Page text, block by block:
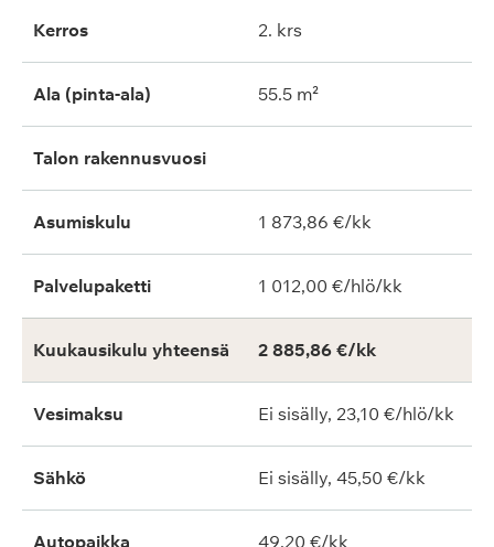
Kerros 2. krs
Ala (pinta-ala) 55.5 m²
Talon rakennusvuosi
Asumiskulu 1 873,86 €/kk
Palvelupaketti 1 012,00 €/hlö/kk
Kuukausikulu yhteensä 2 885,86 €/kk
Vesimaksu Ei sisälly, 23,10 €/hlö/kk
Sähkö Ei sisälly, 45,50 €/kk
Autopaikka 49,20 €/kk